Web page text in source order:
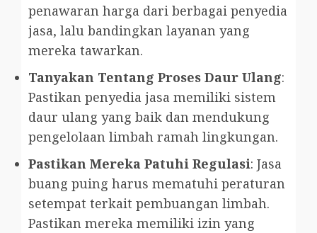
penawaran harga dari berbagai penyedia
jasa, lalu bandingkan layanan yang
mereka tawarkan.
Tanyakan Tentang Proses Daur Ulang:
Pastikan penyedia jasa memiliki sistem
daur ulang yang baik dan mendukung
pengelolaan limbah ramah lingkungan.
Pastikan Mereka Patuhi Regulasi: Jasa
buang puing harus mematuhi peraturan
setempat terkait pembuangan limbah.
Pastikan mereka memiliki izin yang